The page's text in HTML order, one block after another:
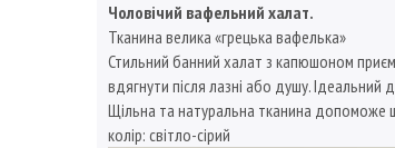
Чоловічий вафельний халат.
Тканина велика «грецька вафелька»
Стильний банний халат з капюшоном
вдягнути після лазні або душу.
Щільна та натуральна тканина допоможе
колір: світло-сірий